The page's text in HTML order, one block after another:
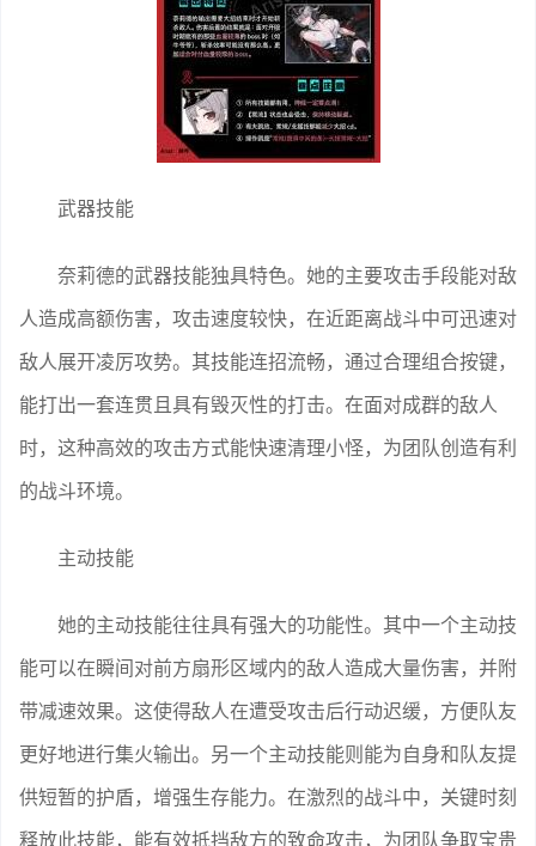
武器技能
奈莉德的武器技能独具特色。她的主要攻击手段能对敌
人造成高额伤害，攻击速度较快，在近距离战斗中可迅速对
敌人展开凌厉攻势。其技能连招流畅，通过合理组合按键，
能打出一套连贯且具有毁灭性的打击。在面对成群的敌人
时，这种高效的攻击方式能快速清理小怪，为团队创造有利
的战斗环境。
主动技能
她的主动技能往往具有强大的功能性。其中一个主动技
能可以在瞬间对前方扇形区域内的敌人造成大量伤害，并附
带减速效果。这使得敌人在遭受攻击后行动迟缓，方便队友
更好地进行集火输出。另一个主动技能则能为自身和队友提
供短暂的护盾，增强生存能力。在激烈的战斗中，关键时刻
释放此技能，能有效抵挡敌方的致命攻击，为团队争取宝贵